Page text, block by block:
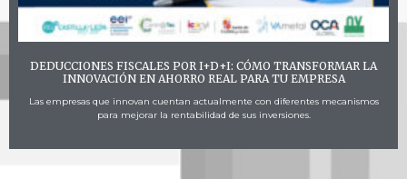
DEDUCCIONES FISCALES POR I+D+I: CÓMO TRANSFORMAR LA
INNOVACIÓN EN AHORRO REAL PARA TU EMPRESA
Las empresas que innovan cuentan actualmente con diferentes mecanismos
para mejorar la rentabilidad de sus inversiones.